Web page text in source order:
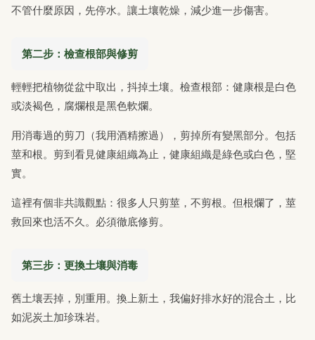
不管什麼原因，先停水。讓土壤乾燥，減少進一步傷害。
第二步：檢查根部與修剪
輕輕把植物從盆中取出，抖掉土壤。檢查根部：健康根是白色
或淡褐色，腐爛根是黑色軟爛。
用消毒過的剪刀（我用酒精擦過），剪掉所有變黑部分。包括
莖和根。剪到看見健康組織為止，健康組織是綠色或白色，堅
實。
這裡有個非共識觀點：很多人只剪莖，不剪根。但根爛了，莖
救回來也活不久。必須徹底修剪。
第三步：更換土壤與消毒
舊土壤丟掉，別重用。換上新土，我偏好排水好的混合土，比
如泥炭土加珍珠岩。